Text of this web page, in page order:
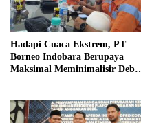
Hadapi Cuaca Ekstrem, PT
Borneo Indobara Berupaya
Maksimal Meminimalisir Debu